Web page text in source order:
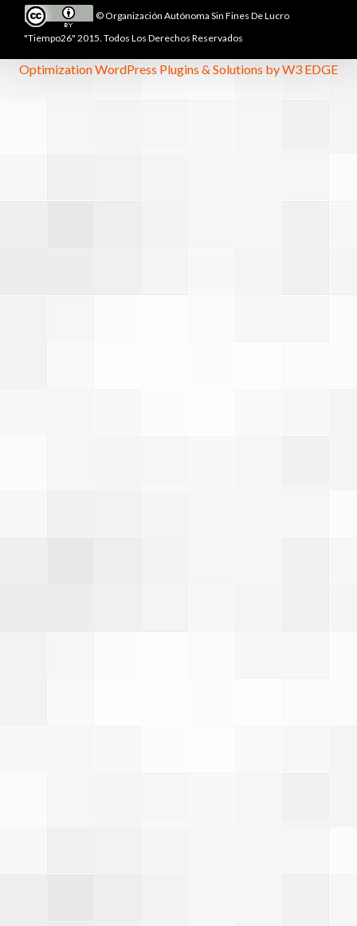
© Organización Autónoma Sin Fines De Lucro
"Tiempo26" 2015. Todos Los Derechos Reservados
Optimization WordPress Plugins & Solutions by W3 EDGE